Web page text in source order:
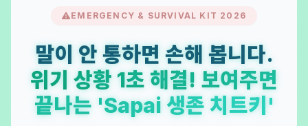
EMERGENCY & SURVIVAL KIT 2026
말이 안 통하면 손해 봅니다.
위기 상황 1초 해결! 보여주면
끝나는 'Sapai 생존 치트키'